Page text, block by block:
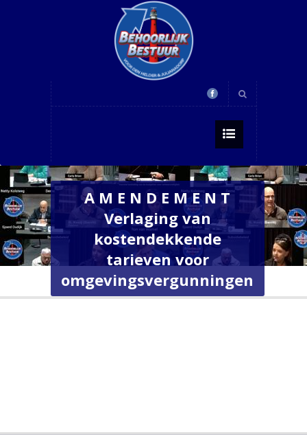
A M E N D E M E N T
Verlaging van
kostendekkende
tarieven voor
omgevingsvergunningen